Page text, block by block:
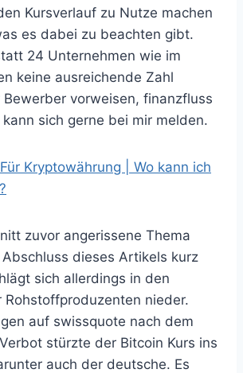
Kursverlauf zu Nutze machen
es dabei zu beachten gibt.
24 Unternehmen wie im
keine ausreichende Zahl
Bewerber vorweisen, finanzfluss
sich gerne bei mir melden.
Kryptowährung | Wo kann ich
zuvor angerissene Thema
dieses Artikels kurz
sich allerdings in den
Rohstoffproduzenten nieder.
auf swissquote nach dem
stürzte der Bitcoin Kurs ins
auch der deutsche. Es